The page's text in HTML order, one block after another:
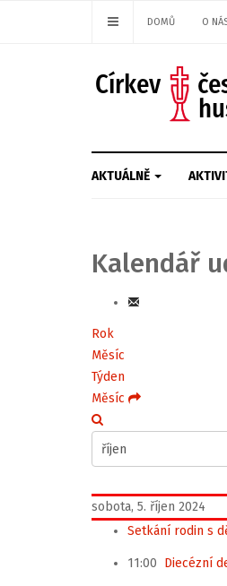
DOMŮ O
AKTUÁLNĚ
Kalendář
Rok
Měsíc
Týden
Měsíc
sobota, 5. říjen 2024
Setkání rodin s
11:00 Diecézní